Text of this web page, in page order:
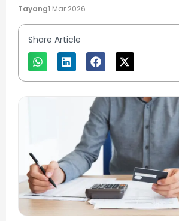
Tayang1 Mar 2026
Share Article